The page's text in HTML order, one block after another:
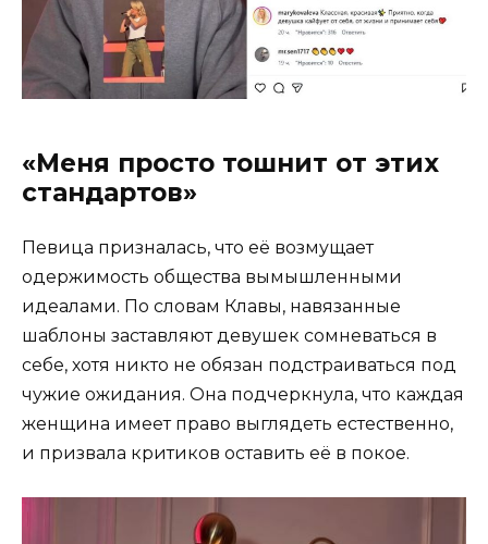
«Меня просто тошнит от этих
стандартов»
Певица призналась, что её возмущает
одержимость общества вымышленными
идеалами. По словам Клавы, навязанные
шаблоны заставляют девушек сомневаться в
себе, хотя никто не обязан подстраиваться под
чужие ожидания. Она подчеркнула, что каждая
женщина имеет право выглядеть естественно,
и призвала критиков оставить её в покое.